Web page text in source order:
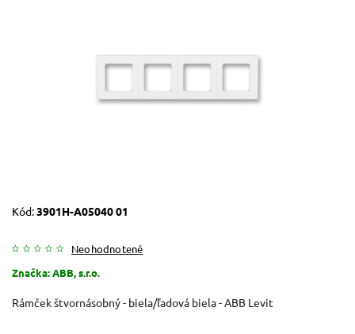
Kód:3901H-A05040 01
Neohodnotené
Značka:ABB, s.r.o.
Rámček štvornásobný - biela/ľadová biela - ABB Levit